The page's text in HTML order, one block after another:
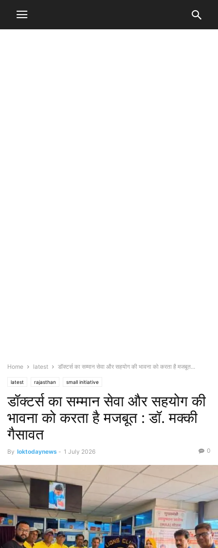
Home latest डॉक्टर्स का सम्मान सेवा और सहयोग की भावना को करता है मजबूत...
latest rajasthan small initiative
डॉक्टर्स का सम्मान सेवा और सहयोग की
भावना को करता है मजबूत : डॉ. मक्की
गैसावत
By loktodaynews - 1 July 2026 0